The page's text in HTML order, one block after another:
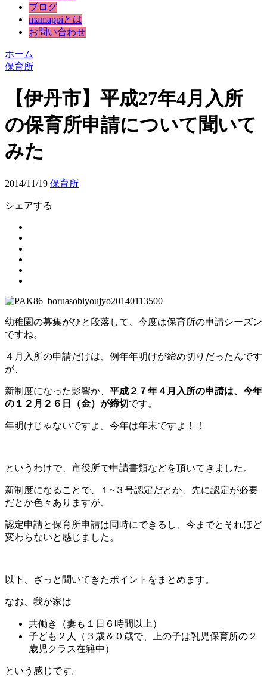
ブログ
mamappiとは
お問い合わせ
ホーム
保育所
【伊丹市】平成27年4月入所
の保育所申請について聞いて
みた
2014/11/19 保育所
シェアする
幼稚園の募集がひと段落して、今度は保育所の申請シーズン
ですね。
４月入所の申請だけは、例年年明けが締め切りだったんです
が、
新制度になった影響か、 平成２７年４月入所の申請は、今年
の１２月２６日（金）が締切です。
年明けじゃないですよ。今年は年末ですよ！！
というわけで、市役所で申請書類などを頂いてきました。
新制度になることで、１~３号認定だとか、先に認定が必要
だとか色々ありますが、
認定申請と保育所申請は同時にできるし、今までとそれほど
変わらないと感じました。
以下、ざっと聞いてきたポイントをまとめます。
なお、我が家は
共働き（妻も１日６時間以上）
子ども２人（３歳＆０歳で、上の子は乳児保育所の２
歳児クラス在籍中）
という感じです。